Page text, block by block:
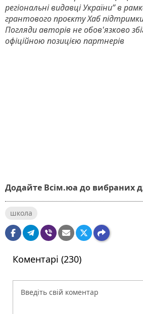
регіональні видавці України” в
грантового проєкту Хаб
Погляди авторів не обов'язково
офіційною позицією партнерів
Додайте Всім.юа до вибраних
школа
Коментарі (230)